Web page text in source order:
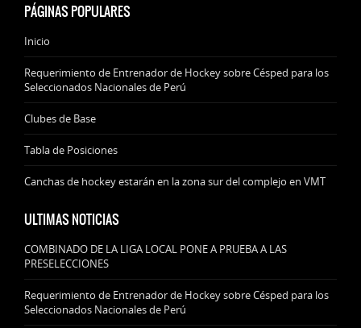
PÁGINAS POPULARES
Inicio
Requerimiento de Entrenador de Hockey sobre Césped para los
Seleccionados Nacionales de Perú
Clubes de Base
Tabla de Posiciones
Canchas de hockey estarán en la zona sur del complejo en VMT
ULTIMAS NOTICIAS
COMBINADO DE LA LIGA LOCAL PONE A PRUEBA A LAS
PRESELECCIONES
Requerimiento de Entrenador de Hockey sobre Césped para los
Seleccionados Nacionales de Perú